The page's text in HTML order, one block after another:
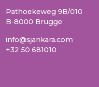
Pathoekeweg 9B/010
B-8000 Brugge
info@sjankara.com
+32 50 681010